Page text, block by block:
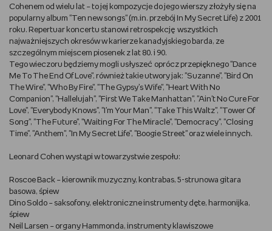
PASJE DZIECKA
GRAM
RYSUJĘ
PORADNIKI
WYWIADY
REDAKCJA
WYDARZENIA
Cohenem od wielu lat – to jej kompozycje do jego wierszy złożyły się na
popularny album "Ten new songs" (m.in. przebój In My Secret Life) z 2001
roku. Repertuar koncertu stanowi retrospekcję wszystkich
najważniejszych okresów w karierze kanadyjskiego barda, ze
szczególnym miejscem piosenek z lat 80. i 90.
Tego wieczoru będziemy mogli usłyszeć oprócz przepięknego "Dance
Me To The End Of Love", również takie utwory jak: "Suzanne", "Bird On
The Wire", "Who By Fire", "The Gypsy’s Wife", "Heart With No
Companion", "Hallelujah", "First We Take Manhattan", "Ain't No Cure For
Love", "Everybody Knows", "I'm Your Man", "Take This Waltz", "Tower Of
Song", "The Future", "Waiting For The Miracle", "Democracy", "Closing
Time", "Anthem", "In My Secret Life", "Boogie Street" oraz wiele innych.
Leonard Cohen wystąpi w towarzystwie zespołu:
Roscoe Back – kierownik muzyczny, kontrabas, 5-strunowa gitara
basowa, śpiew
Dino Soldo – saksofony, elektroniczne instrumenty dęte, harmonijka,
śpiew
Neil Larsen – organy Hammonda, instrumenty klawiszowe